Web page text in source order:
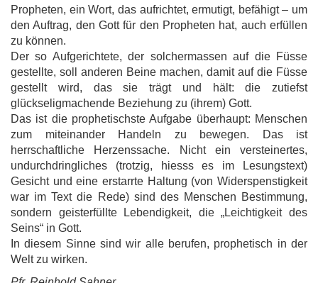
Propheten, ein Wort, das aufrichtet, ermutigt, befähigt – um
den Auftrag, den Gott für den Propheten hat, auch erfüllen
zu können.
Der so Aufgerichtete, der solchermassen auf die Füsse
gestellte, soll anderen Beine machen, damit auf die Füsse
gestellt wird, das sie trägt und hält: die zutiefst
glückseligmachende Beziehung zu (ihrem) Gott.
Das ist die prophetischste Aufgabe überhaupt: Menschen
zum miteinander Handeln zu bewegen. Das ist
herrschaftliche Herzenssache. Nicht ein versteinertes,
undurchdringliches (trotzig, hiesss es im Lesungstext)
Gesicht und eine erstarrte Haltung (von Widerspenstigkeit
war im Text die Rede) sind des Menschen Bestimmung,
sondern geisterfüllte Lebendigkeit, die „Leichtigkeit des
Seins“ in Gott.
In diesem Sinne sind wir alle berufen, prophetisch in der
Welt zu wirken.